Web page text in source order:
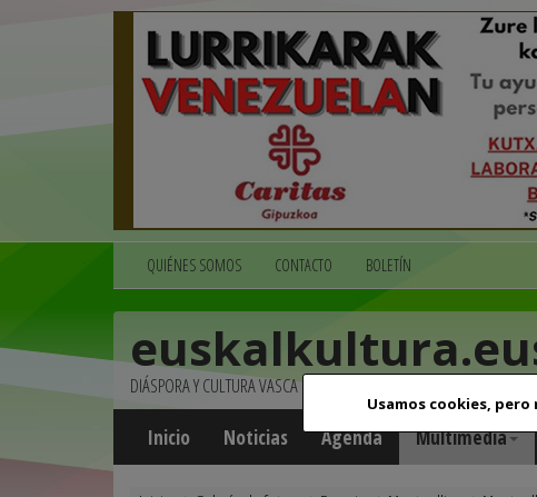
Usamos cookies,
QUIÉNES SOMOS CONTACTO BOLETÍN
DIÁSPORA Y CULTURA VASCA
Inicio Noticias Agenda Multimedia